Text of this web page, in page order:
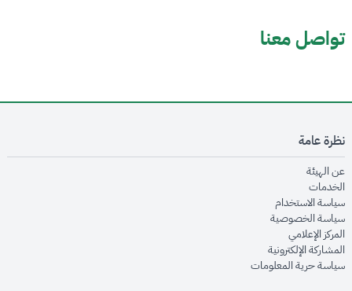
تواصل معنا
نظرة عامة
عن الهيئةopens in new window
الخدماتopens in new window
سياسة الاستخدام
سياسة الخصوصيةopens in new window
المركز الإعلاميopens in new window
المشاركة الإلكترونيةopens in new window
سياسة حرية المعلوماتopens in new window